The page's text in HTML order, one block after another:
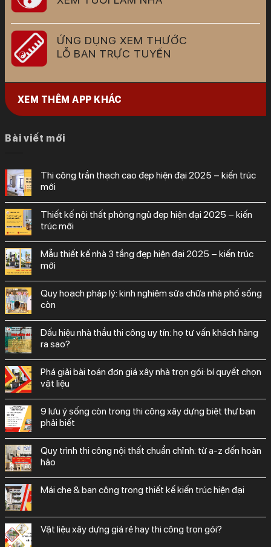
ỨNG DỤNG XEM THƯỚC
LỖ BAN TRỰC TUYẾN
XEM THÊM APP KHÁC
Bài viết mới
thi công trần thạch cao đẹp hiện đại 2025 – kiến trúc
mới
thiết kế nội thất phòng ngủ đẹp hiện đại 2025 – kiến
trúc mới
mẫu thiết kế nhà 3 tầng đẹp hiện đại 2025 – kiến trúc
mới
quy hoạch pháp lý: kinh nghiệm sửa chữa nhà phố sống
còn
dấu hiệu nhà thầu thi công uy tín: họ tư vấn khách hàng
ra sao?
phá giải bài toán đơn giá xây nhà trọn gói: bí quyết chọn
vật liệu
9 lưu ý sống còn trong thi công xây dựng biệt thự bạn
phải biết
quy trình thi công nội thất chuẩn chỉnh: từ a-z đến hoàn
hảo
mái che & ban công trong thiết kế kiến trúc hiện đại
vật liệu xây dựng giá rẻ hay thi công trọn gói?